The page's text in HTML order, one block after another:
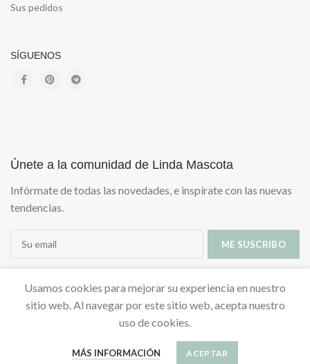
Sus pedidos
SÍGUENOS
Únete a la comunidad de Linda Mascota
Infórmate de todas las novedades, e inspírate con las nuevas
tendencias.
LINDAMASCOTA 2021 Desarrolado por-vanessa mazzoni
Usamos cookies para mejorar su experiencia en nuestro
sitio web. Al navegar por este sitio web, acepta nuestro
uso de cookies.
MÁS INFORMACIÓN ACEPTAR